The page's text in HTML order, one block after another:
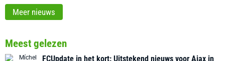
Meer nieuws
Meest gelezen
FCUpdate in het kort: Uitstekend nieuws voor Ajax in